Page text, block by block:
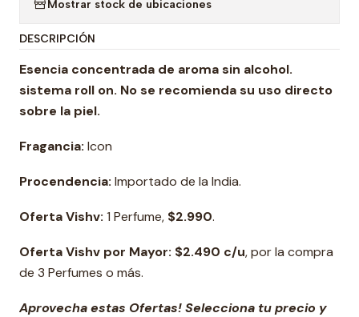
Mostrar stock de ubicaciones
DESCRIPCIÓN
Esencia concentrada de aroma sin alcohol.
sistema roll on. No se recomienda su uso directo
sobre la piel.
Fragancia: Icon
Procendencia: Importado de la India.
Oferta Vishv: 1 Perfume, $2.990.
Oferta Vishv por Mayor: $2.490 c/u, por la compra
de 3 Perfumes o más.
Aprovecha estas Ofertas! Selecciona tu precio y